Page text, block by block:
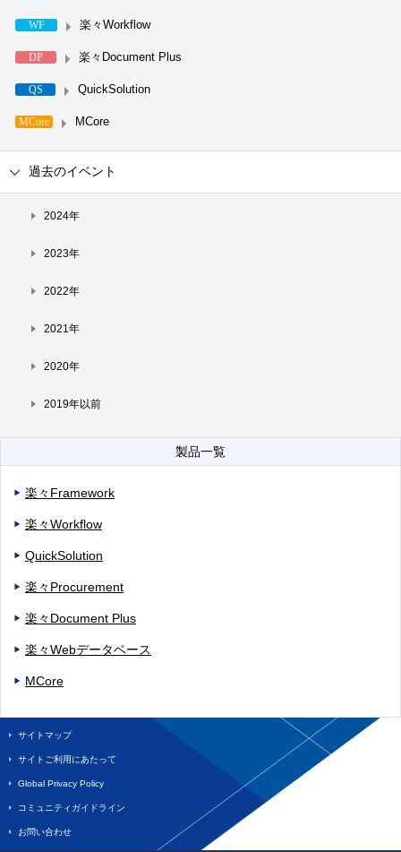
WF 楽々Workflow
DP 楽々Document Plus
QS QuickSolution
MCore MCore
過去のイベント
2024年
2023年
2022年
2021年
2020年
2019年以前
製品一覧
楽々Framework
楽々Workflow
QuickSolution
楽々Procurement
楽々Document Plus
楽々Webデータベース
MCore
サイトマップ
サイトご利用にあたって
Global Privacy Policy
コミュニティガイドライン
お問い合わせ